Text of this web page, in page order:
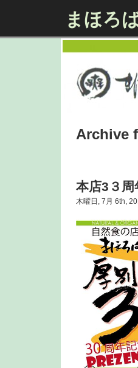
まほろ
Archive
本店3３周
木曜日, 7月 6th,